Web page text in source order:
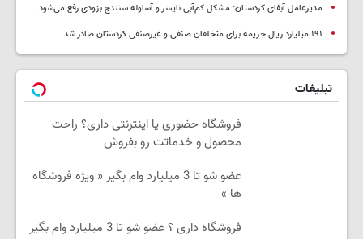
مدیرعامل آبفای کردستان: مشکل کم‌آبی نایسر و آساوله سنندج بزودی رفع می‌شود
۱۹۱ میلیارد ریال جریمه برای متخلفان صنفی و غیرصنفی کردستان صادر شد
تبلیغات
فروشگاه حضوری یا اینترنتی داری؟ راحت
محصول و خدماتت رو بفروش
عضو شو تا 3 میلیارد وام بگیر « ویژه فروشگاه
ها »
فروشگاه داری ؟ عضو شو تا 3 میلیارد وام بگیر